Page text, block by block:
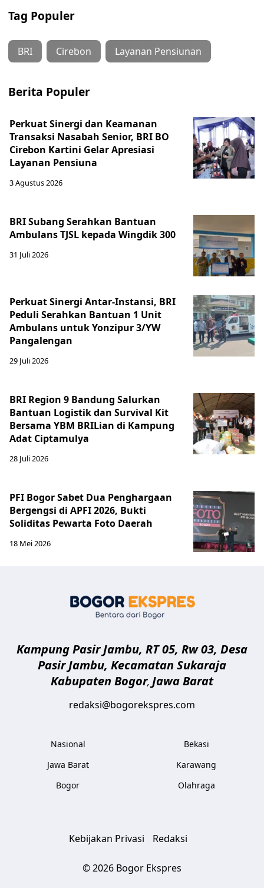
Tag Populer
BRI Cirebon Layanan Pensiunan
Berita Populer
Perkuat Sinergi dan Keamanan
Transaksi Nasabah Senior, BRI BO
Cirebon Kartini Gelar Apresiasi
Layanan Pensiuna
3 Agustus 2026
BRI Subang Serahkan Bantuan
Ambulans TJSL kepada Wingdik 300
31 Juli 2026
Perkuat Sinergi Antar-Instansi, BRI
Peduli Serahkan Bantuan 1 Unit
Ambulans untuk Yonzipur 3/YW
Pangalengan
29 Juli 2026
BRI Region 9 Bandung Salurkan
Bantuan Logistik dan Survival Kit
Bersama YBM BRILian di Kampung
Adat Ciptamulya
28 Juli 2026
PFI Bogor Sabet Dua Penghargaan
Bergengsi di APFI 2026, Bukti
Soliditas Pewarta Foto Daerah
18 Mei 2026
Kampung Pasir Jambu, RT 05, Rw 03, Desa
Pasir Jambu, Kecamatan Sukaraja
Kabupaten Bogor, Jawa Barat
redaksi@bogorekspres.com
Nasional
Jawa Barat
Bogor
Bekasi
Karawang
Olahraga
Kebijakan Privasi Redaksi
© 2026 Bogor Ekspres